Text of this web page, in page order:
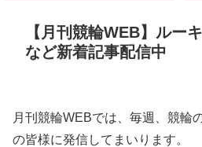
【月刊競輪WEB】ルー
など新着記事配信中
月刊競輪WEBでは、毎週、競輪
の皆様に発信してまいります。